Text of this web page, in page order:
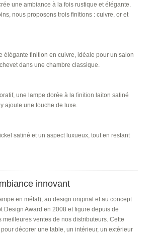
une ambiance à la fois rustique et élégante.
nous proposons trois finitions : cuivre, or et
élégante finition en cuivre, idéale pour un salon
dans une chambre classique.
une lampe dorée à la finition laiton satiné
ajoute une touche de luxe.
satiné et un aspect luxueux, tout en restant
innovant
en métal), au design original et au concept
Design Award en 2008 et figure depuis de
ventes de nos distributeurs. Cette
décorer une table, un intérieur, un extérieur